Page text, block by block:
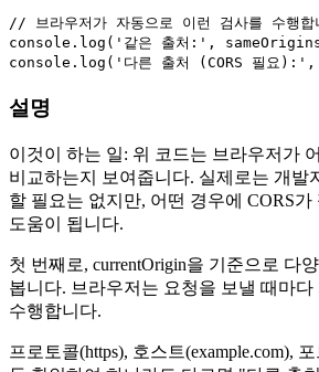
// 브라우저가 자동으로 이런 검사를 수행합
console . log ( '같은 출처:'
console . log ( '다른 출처 (CORS 필요):'
설명
이것이 하는 일: 위 코드는 브라우저가
비교하는지 보여줍니다. 실제로는 개발
할 필요는 없지만, 어떤 경우에 CORS가
도움이 됩니다.
첫 번째로, currentOrigin을 기준으로 다
봅니다. 브라우저는 요청을 보낼 때마
수행합니다.
프로토콜(https), 호스트(example.com),